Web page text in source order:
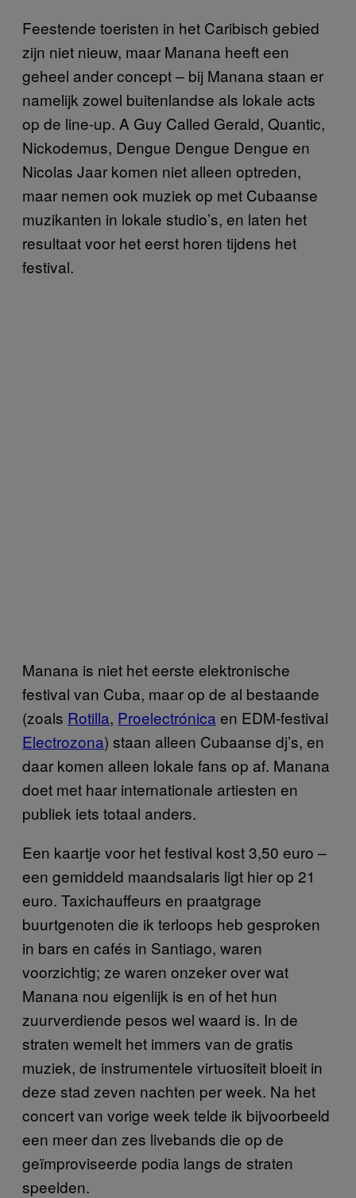
Feestende toeristen in het Caribisch gebied
zijn niet nieuw, maar Manana heeft een
geheel ander concept – bij Manana staan er
namelijk zowel buitenlandse als lokale acts
op de line-up. A Guy Called Gerald, Quantic,
Nickodemus, Dengue Dengue Dengue en
Nicolas Jaar komen niet alleen optreden,
maar nemen ook muziek op met Cubaanse
muzikanten in lokale studio’s, en laten het
resultaat voor het eerst horen tijdens het
festival.
Manana is niet het eerste elektronische
festival van Cuba, maar op de al bestaande
(zoals Rotilla, Proelectrónica en EDM-festival
Electrozona) staan alleen Cubaanse dj’s, en
daar komen alleen lokale fans op af. Manana
doet met haar internationale artiesten en
publiek iets totaal anders.
Een kaartje voor het festival kost 3,50 euro –
een gemiddeld maandsalaris ligt hier op 21
euro. Taxichauffeurs en praatgrage
buurtgenoten die ik terloops heb gesproken
in bars en cafés in Santiago, waren
voorzichtig; ze waren onzeker over wat
Manana nou eigenlijk is en of het hun
zuurverdiende pesos wel waard is. In de
straten wemelt het immers van de gratis
muziek, de instrumentele virtuositeit bloeit in
deze stad zeven nachten per week. Na het
concert van vorige week telde ik bijvoorbeeld
een meer dan zes livebands die op de
geïmproviseerde podia langs de straten
speelden.